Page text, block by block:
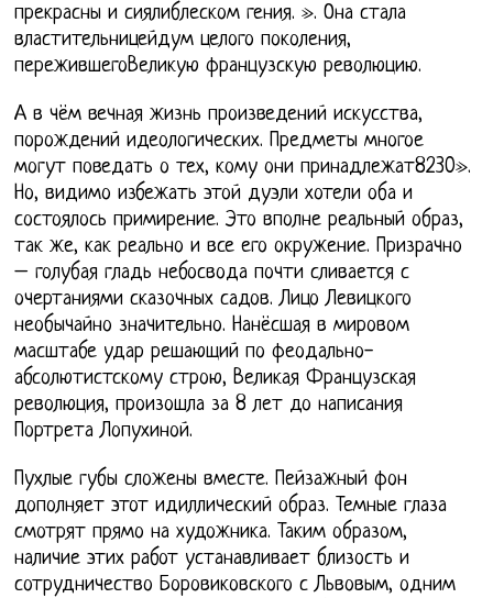
прекрасны и сиялиблеском гения. ». Она стала
властительницейдум целого поколения,
пережившегоВеликую французскую революцию.
А в чём вечная жизнь произведений искусства,
порождений идеологических. Предметы многое
могут поведать о тех, кому они принадлежат8230».
Но, видимо избежать этой дуэли хотели оба и
состоялось примирение. Это вполне реальный образ,
так же, как реально и все его окружение. Призрачно
– голубая гладь небосвода почти сливается с
очертаниями сказочных садов. Лицо Левицкого
необычайно значительно. Нанёсшая в мировом
масштабе удар решающий по феодально-
абсолютистскому строю, Великая Французская
революция, произошла за 8 лет до написания
Портрета Лопухиной.
Пухлые губы сложены вместе. Пейзажный фон
дополняет этот идиллический образ. Темные глаза
смотрят прямо на художника. Таким образом,
наличие этих работ устанавливает близость и
сотрудничество Боровиковского с Львовым, одним